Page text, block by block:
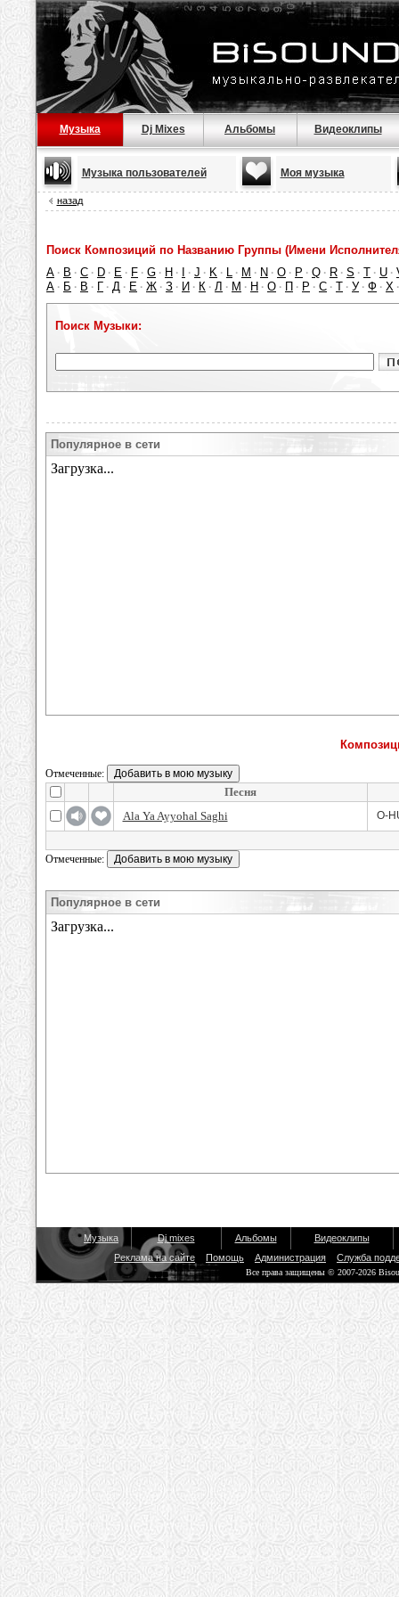
Музыка Dj Mixes Альбомы Видеоклипы
Музыка пользователей Моя музыка
назад
Поиск Композиций по Названию Группы (Имени
A · B · C · D · E · F · G · H · · J · K · L · M · N · O · P · Q · R · S · T · U ·
А · Б · В · Г · Д · Е · Ж · З · И · К · Л · М · Н · О · П · Р · С · Т · У · Ф · Х
Поиск Музыки:
Популярное в сети
Отмеченные:
Песня
Ala Ya Ayyohal Saghi
O-
Отмеченные:
Популярное в сети
Музыка Dj mixes Альбомы
Видеоклипы
Реклама на сайте
Помощь Администрация Служба
Все права защищены © 2007-2026